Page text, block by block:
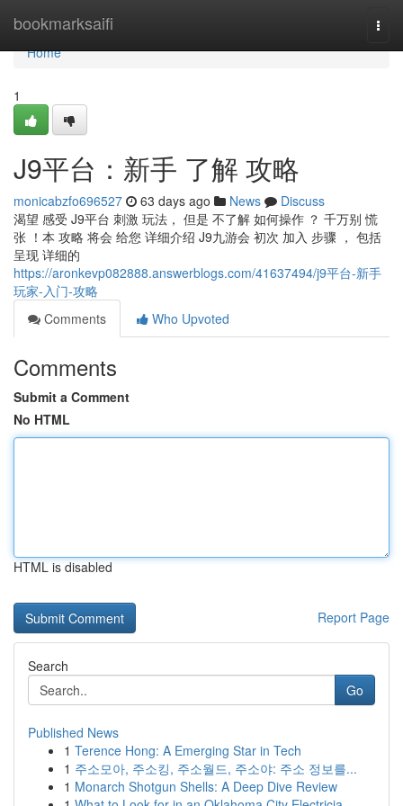
bookmarksaifi
Home
Home
1
J9平台：新手 了解 攻略
monicabzfo696527 63 days ago News
Discuss
渴望 感受 J9平台 刺激 玩法， 但是 不了解 如何操作 ？ 千万别 慌
张 ！本 攻略 将会 给您 详细介绍 J9九游会 初次 加入 步骤 ， 包括
呈现 详细的
https://aronkevp082888.answerblogs.com/41637494/j9平台-新手
玩家-入门-攻略
Comments
Who Upvoted
Comments
Submit a Comment
No HTML
HTML is disabled
Report Page
Search
Go
Published News
1 Terence Hong: A Emerging Star in Tech
1 주소모아, 주소킹, 주소월드, 주소야: 주소 정보를...
1 Monarch Shotgun Shells: A Deep Dive Review